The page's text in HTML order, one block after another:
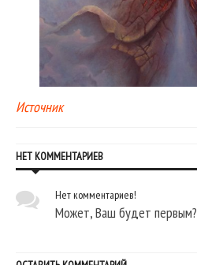
Источник
НЕТ КОММЕНТАРИЕВ
Нет комментариев!
Может, Ваш будет первым?